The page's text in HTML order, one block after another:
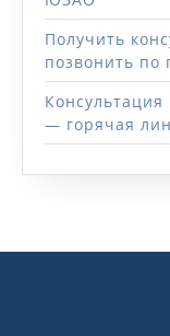
Получить
позвонить по
— горячая